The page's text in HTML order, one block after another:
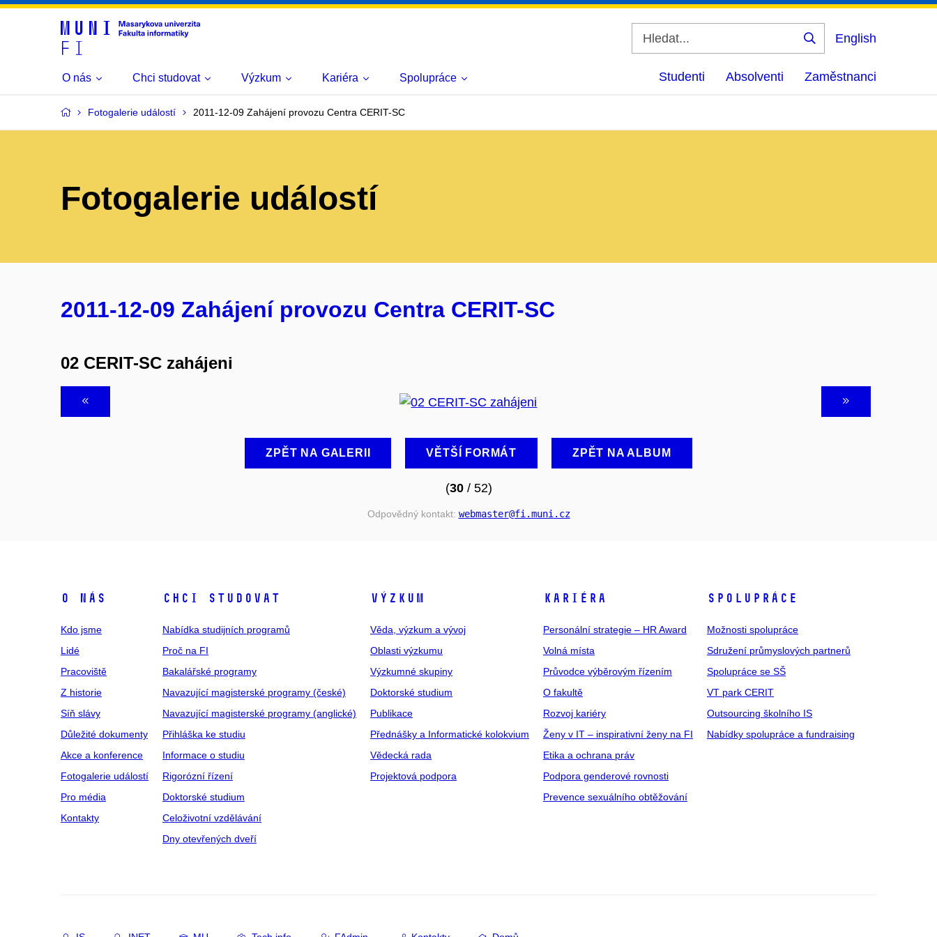
Vyhledat
English
O nás Chci studovat Výzkum Kariéra Spolupráce Studenti Absolventi Zaměstnanci
Fotogalerie událostí 2011-12-09 Zahájení provozu Centra CERIT-SC
Fotogalerie událostí
2011-12-09 Zahájení provozu Centra CERIT-SC
02 CERIT-SC zahájeni
ZPĚT NA GALERII VĚTŠÍ FORMÁT ZPĚT NA ALBUM
(30/ 52)
Odpovědný kontakt: webmaster@fi .muni .cz
O NÁS
Kdo jsme
Lidé
Pracoviště
Z historie
Síň slávy
Důležité dokumenty
Akce a konference
Fotogalerie událostí
Pro média
Kontakty
CHCI STUDOVAT
Nabídka studijních programů
Proč na FI
Bakalářské programy
Navazující magisterské programy (české)
Navazující magisterské programy (anglické)
Přihláška ke studiu
Informace o studiu
Rigorózní řízení
Doktorské studium
Celoživotní vzdělávání
Dny otevřených dveří
VÝZKUM
Věda, výzkum a vývoj
Oblasti výzkumu
Výzkumné skupiny
Doktorské studium
Publikace
Přednášky a Informatické kolokvium
Vědecká rada
Projektová podpora
KARIÉRA
Personální strategie – HR Award
Volná místa
Průvodce výběrovým řízením
O fakultě
Rozvoj kariéry
Ženy v IT – inspirativní ženy na FI
Etika a ochrana práv
Podpora genderové rovnosti
Prevence sexuálního obtěžování
SPOLUPRÁCE
Možnosti spolupráce
Sdružení průmyslových partnerů
Spolupráce se SŠ
VT park CERIT
Outsourcing školního IS
Nabídky spolupráce a fundraising